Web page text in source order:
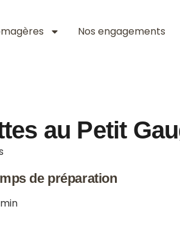
Nos engagements
au Petit
de préparation